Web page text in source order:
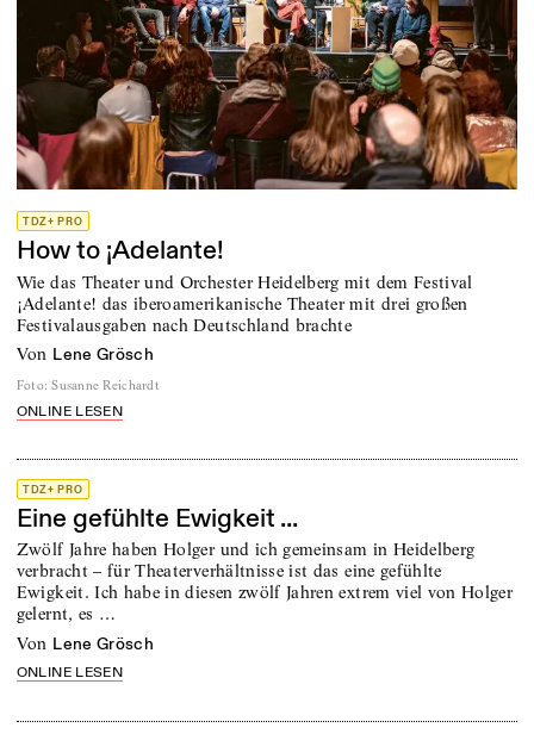
TDZ+ PRO
How to ¡Adelante!
Wie das Theater und Orchester Heidelberg mit dem Festival
¡Adelante! das iberoamerikanische Theater mit drei großen
Festivalausgaben nach Deutschland brachte
von Lene Grösch
Foto: Susanne Reichardt
ONLINE LESEN
TDZ+ PRO
Eine gefühlte Ewigkeit ...
Zwölf Jahre haben Holger und ich gemeinsam in Heidelberg
verbracht – für Theaterverhältnisse ist das eine gefühlte
Ewigkeit. Ich habe in diesen zwölf Jahren extrem viel von Holger
gelernt, es …
von Lene Grösch
ONLINE LESEN